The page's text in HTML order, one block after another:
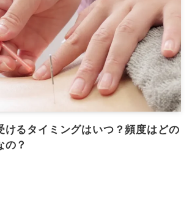
けるタイミングはいつ？頻度はどの
の？